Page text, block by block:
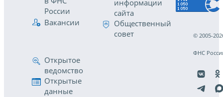
России
Вакансии
информации
сайта
Общественный
совет
Открытое
ведомство
Открытые
данные
© 2005-
ФНС